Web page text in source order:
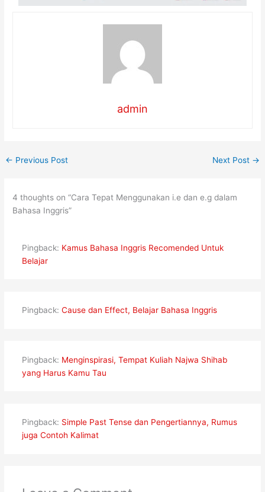
admin
← Previous Post Next Post →
4 thoughts on “Cara Tepat Menggunakan i.e dan e.g dalam
Bahasa Inggris”
Pingback: Kamus Bahasa Inggris Recomended Untuk
Belajar
Pingback: Cause dan Effect, Belajar Bahasa Inggris
Pingback: Menginspirasi, Tempat Kuliah Najwa Shihab
yang Harus Kamu Tau
Pingback: Simple Past Tense dan Pengertiannya, Rumus
juga Contoh Kalimat